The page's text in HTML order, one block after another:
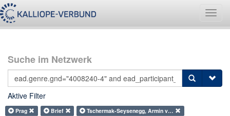
Suche im Netzwerk
Aktive Filter
Prag Brief
Tschermak-Seysenegg, Armin v…